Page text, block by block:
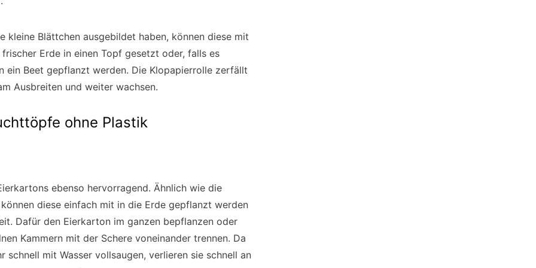
kleine Blättchen ausgebildet haben, können diese mit
Erde in einen Topf gesetzt oder, falls es
ein Beet gepflanzt werden. Die Klopapierrolle zerfällt
Ausbreiten und weiter wachsen.
ohne Plastik
ebenso hervorragend. Ähnlich wie die
diese einfach mit in die Erde gepflanzt werden
Dafür den Eierkarton im ganzen bepflanzen oder
Kammern mit der Schere voneinander trennen. Da
schnell mit Wasser vollsaugen, verlieren sie schnell an